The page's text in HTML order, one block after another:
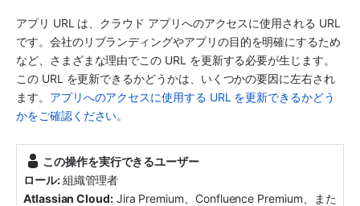
アプリ URL は、クラウド アプリへのアクセスに使用される URL
です。会社のリブランディングやアプリの目的を明確にするため
など、さまざまな理由でこの URL を更新する必要が生じます。
この URL を更新できるかどうかは、いくつかの要因に左右され
ます。 アプリへのアクセスに使用する URL を更新できるかどう
かをご確認ください。
この操作を実行できるユーザー
ロール:組織管理者
Atlassian Cloud: Jira Premium、Confluence Premium、また